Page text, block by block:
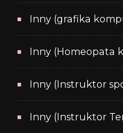
Inny (grafika
Inny (Homeopata
Inny (Instruktor
Inny (Instruktor